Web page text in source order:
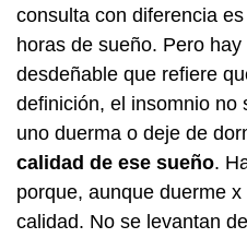
consulta con diferencia
horas de sueño. Pero
desdeñable que refiere
definición, el insomnio no
uno duerma o deje de
calidad de ese sueño.
porque, aunque duerme
calidad. No se levantan